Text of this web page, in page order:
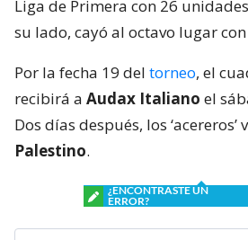
Liga de Primera con 26
su lado, cayó al octavo lugar
Por la fecha 19 del torneo, el
recibirá a Audax Italiano el
Dos días después, los ‘acereros’
Palestino.
¿ENCONTRASTE UN
ERROR?